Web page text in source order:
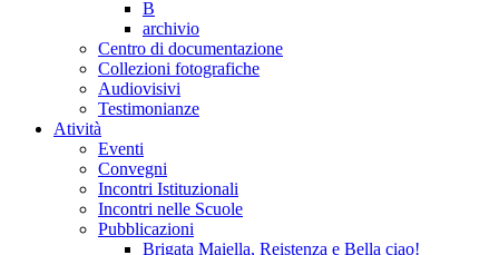
B
archivio
Centro di documentazione
Collezioni fotografiche
Audiovisivi
Testimonianze
Atività
Eventi
Convegni
Incontri Istituzionali
Incontri nelle Scuole
Pubblicazioni
Brigata Maiella, Reistenza e Bella ciao!